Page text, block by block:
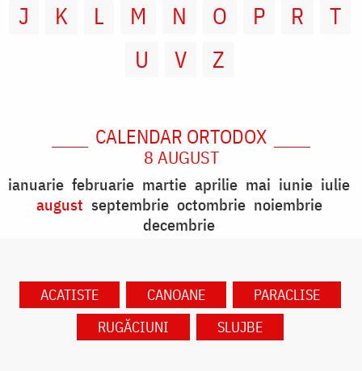
J
K L M N O P R
T
U
V Z
CALENDAR ORTODOX
8 AUGUST
ianuarie februarie martie aprilie mai iunie iulie
august septembrie octombrie noiembrie
decembrie
ACATISTE CANOANE
PARACLISE
RUGĂCIUNI
SLUJBE